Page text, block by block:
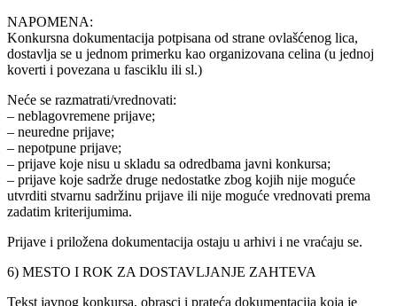
NAPOMENA:
Konkursna dokumentacija potpisana od strane ovlašćenog lica,
dostavlja se u jednom primerku kao organizovana celina (u jednoj
koverti i povezana u fasciklu ili sl.)
Neće se razmatrati/vrednovati:
– neblagovremene prijave;
– neuredne prijave;
– nepotpune prijave;
– prijave koje nisu u skladu sa odredbama javni konkursa;
– prijave koje sadrže druge nedostatke zbog kojih nije moguće
utvrditi stvarnu sadržinu prijave ili nije moguće vrednovati prema
zadatim kriterijumima.
Prijave i priložena dokumentacija ostaju u arhivi i ne vraćaju se.
6) MESTO I ROK ZA DOSTAVLJANJE ZAHTEVA
Tekst javnog konkursa, obrasci i prateća dokumentacija koja je